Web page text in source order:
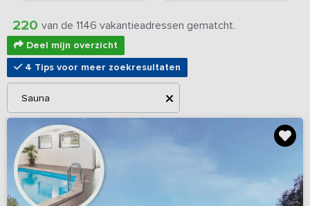
220 van de 1146 vakantieadressen gematcht.
Deel mijn overzicht
4 Tips voor meer zoekresultaten
Sauna